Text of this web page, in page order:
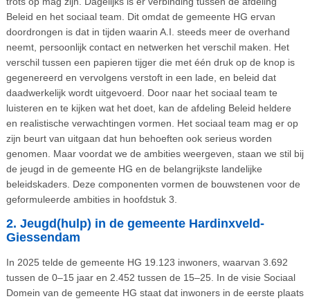
Beleid en het sociaal team. Dit omdat de gemeente HG ervan
doordrongen is dat in tijden waarin A.I. steeds meer de overhand
neemt, persoonlijk contact en netwerken het verschil maken. Het
verschil tussen een papieren tijger die met één druk op de knop is
gegenereerd en vervolgens verstoft in een lade, en beleid dat
daadwerkelijk wordt uitgevoerd. Door naar het sociaal team te
luisteren en te kijken wat het doet, kan de afdeling Beleid heldere
en realistische verwachtingen vormen. Het sociaal team mag er op
zijn beurt van uitgaan dat hun behoeften ook serieus worden
genomen. Maar voordat we de ambities weergeven, staan we stil bij
de jeugd in de gemeente HG en de belangrijkste landelijke
beleidskaders. Deze componenten vormen de bouwstenen voor de
geformuleerde ambities in hoofdstuk 3.
2. Jeugd(hulp) in de gemeente Hardinxveld-
Giessendam
In 2025 telde de gemeente HG 19.123 inwoners, waarvan 3.692
tussen de 0–15 jaar en 2.452 tussen de 15–25. In de visie Sociaal
Domein van de gemeente HG staat dat inwoners in de eerste plaats